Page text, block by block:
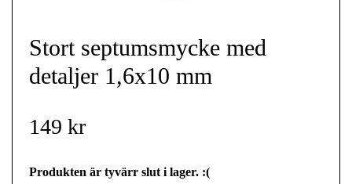
Stort septumsmycke med
detaljer 1,6x10 mm
149 kr
Produkten är tyvärr slut i lager. :(